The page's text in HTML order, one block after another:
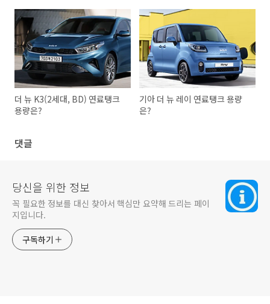
더 뉴 K3(2세대, BD) 연료탱크
용량은?
기아 더 뉴 레이 연료탱크 용량
은?
댓글
당신을 위한 정보
꼭 필요한 정보를 대신 찾아서 핵심만 요약해 드리는 페이
지입니다.
구독하기